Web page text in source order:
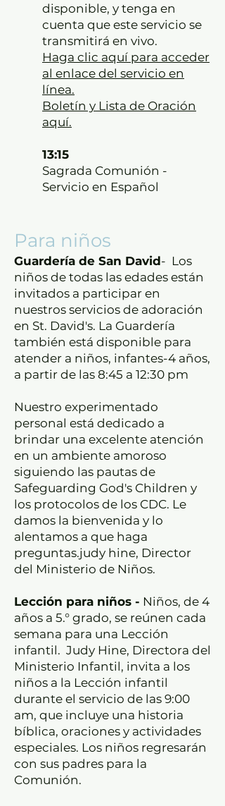
disponible, y tenga en
cuenta que este servicio se
transmitirá en vivo.
Haga clic aquí para acceder
al enlace del servicio en
línea.
Boletín y Lista de Oración
aquí.
13:15
Sagrada Comunión -
Servicio en Español
Para niños
Guardería de San David- Los
niños de todas las edades están
invitados a participar en
nuestros servicios de adoración
en St. David's. La Guardería
también está disponible para
atender a niños, infantes-4 años,
a partir de las 8:45 a 12:30 pm
Nuestro experimentado
personal está dedicado a
brindar una excelente atención
en un ambiente amoroso
siguiendo las pautas de
Safeguarding God's Children y
los protocolos de los CDC. Le
damos la bienvenida y lo
alentamos a que haga
preguntas.judy hine, Director
del Ministerio de Niños.
Lección para niños - Niños, de 4
años a 5.° grado, se reúnen cada
semana para una Lección
infantil. Judy Hine, Directora del
Ministerio Infantil, invita a los
niños a la Lección infantil
durante el servicio de las 9:00
am, que incluye una historia
bíblica, oraciones y actividades
especiales. Los niños regresarán
con sus padres para la
Comunión.